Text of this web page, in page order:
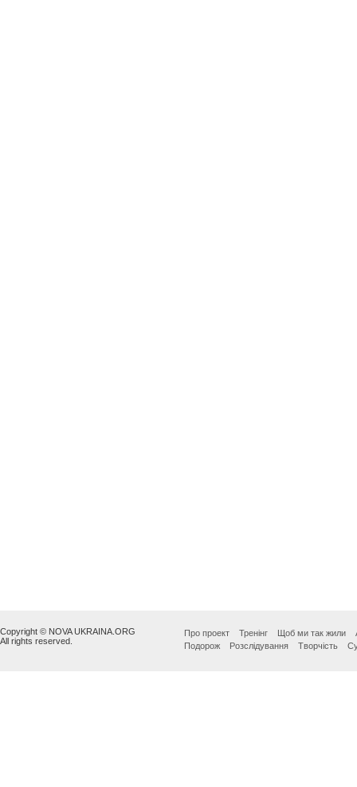
Copyright © NOVA UKRAINA.ORG
All rights reserved.
Про проект Тренінг Щоб ми так жили
Подорож
Розслідування Творчість